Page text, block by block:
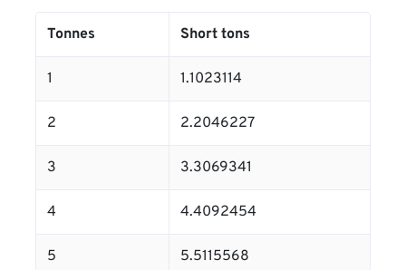
Tonnes Short tons
1 1.1023114
2 2.2046227
3 3.3069341
4 4.4092454
5 5.5115568